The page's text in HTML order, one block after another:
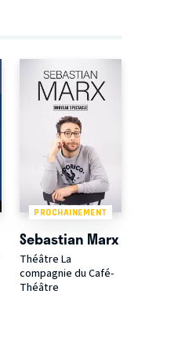
PROCHAINEMENT
Sebastian Marx
Théâtre La
compagnie du Café-
Théâtre